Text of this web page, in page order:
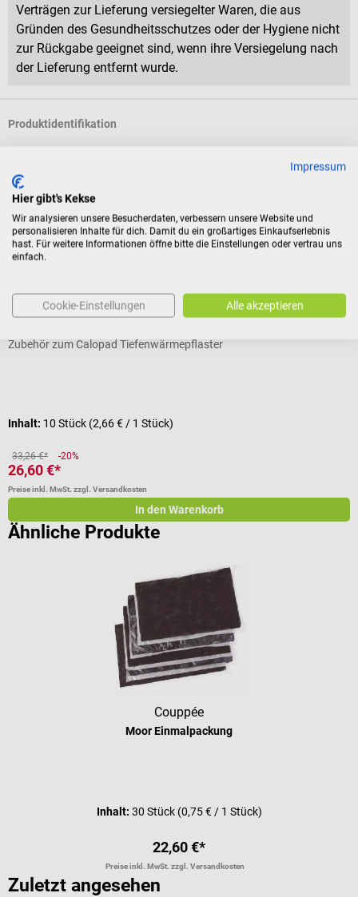
Verträgen zur Lieferung versiegelter Waren, die aus
Gründen des Gesundheitsschutzes oder der Hygiene nicht
zur Rückgabe geeignet sind, wenn ihre Versiegelung nach
der Lieferung entfernt wurde.
Produktidentifikation
Bewertungen
Kunden kauften auch
Calopad Klebetapes
Zubehör zum Calopad Tiefenwärmepflaster
Inhalt: 10 Stück (2,66 € / 1 Stück)
33,26 €* -20%
26,60 €*
Preise inkl. MwSt. zzgl. Versandkosten
In den Warenkorb
Ähnliche Produkte
Couppée
Moor Einmalpackung
Inhalt: 30 Stück (0,75 € / 1 Stück)
22,60 €*
Preise inkl. MwSt. zzgl. Versandkosten
Zuletzt angesehen
Impressum
Hier gibt's Kekse
Wir analysieren unsere Besucherdaten, verbessern unsere Website und
personalisieren Inhalte für dich. Damit du ein großartiges Einkaufserlebnis
hast. Für weitere Informationen öffne bitte die Einstellungen oder vertrau uns
einfach.
Cookie-Einstellungen Alle akzeptieren